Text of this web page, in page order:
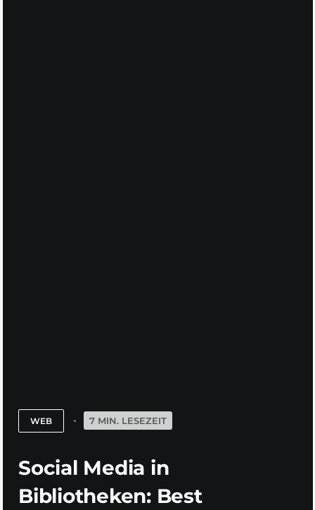
WEB 7 MIN. LESEZEIT
Social Media in
Bibliotheken: Best